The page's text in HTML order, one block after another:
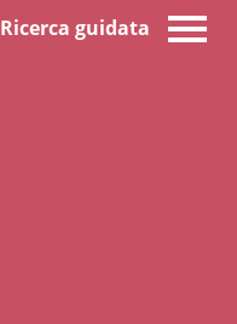
Ricerca guidata